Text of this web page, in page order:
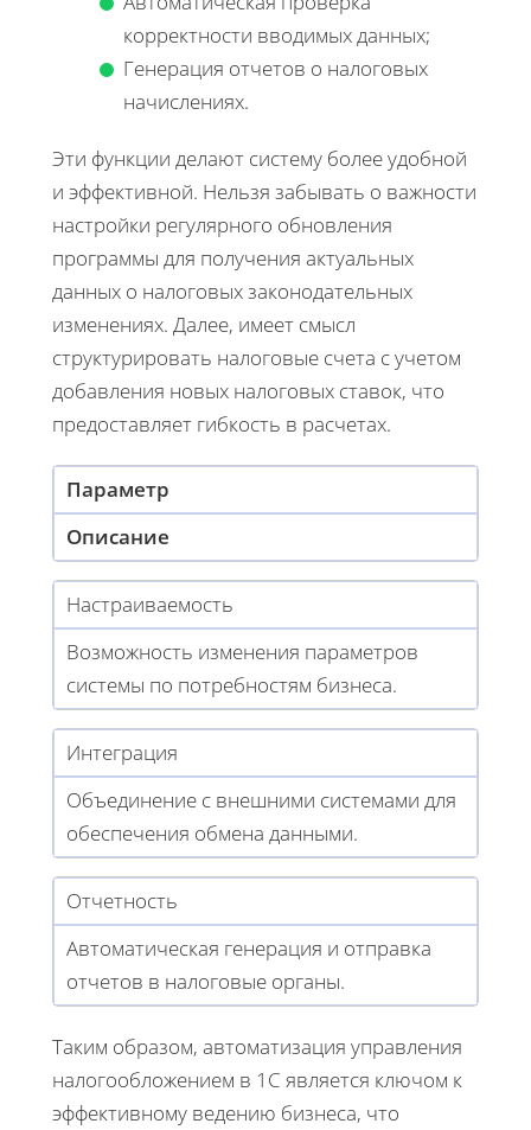
корректности вводимых данных;
Генерация отчетов о налоговых
начислениях.
Эти функции делают систему более удобной
и эффективной. Нельзя забывать о важности
настройки регулярного обновления
программы для получения актуальных
данных о налоговых законодательных
изменениях. Далее, имеет смысл
структурировать налоговые счета с учетом
добавления новых налоговых ставок, что
предоставляет гибкость в расчетах.
Параметр
Описание
Настраиваемость
Возможность изменения параметров
системы по потребностям бизнеса.
Интеграция
Объединение с внешними системами для
обеспечения обмена данными.
Отчетность
Автоматическая генерация и отправка
отчетов в налоговые органы.
Таким образом, автоматизация управления
налогообложением в 1С является ключом к
эффективному ведению бизнеса, что